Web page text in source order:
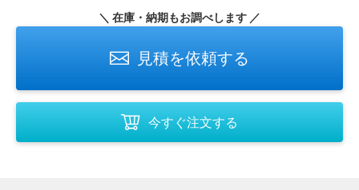
＼ 在庫・納期もお調べします ／
見積を依頼する
今すぐ注文する